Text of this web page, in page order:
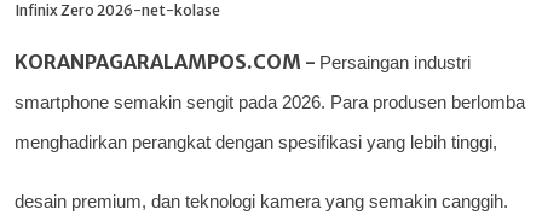
Infinix Zero 2026-net-kolase
KORANPAGARALAMPOS.COM - Persaingan industri
smartphone semakin sengit pada 2026. Para produsen berlomba
menghadirkan perangkat dengan spesifikasi yang lebih tinggi,
desain premium, dan teknologi kamera yang semakin canggih.